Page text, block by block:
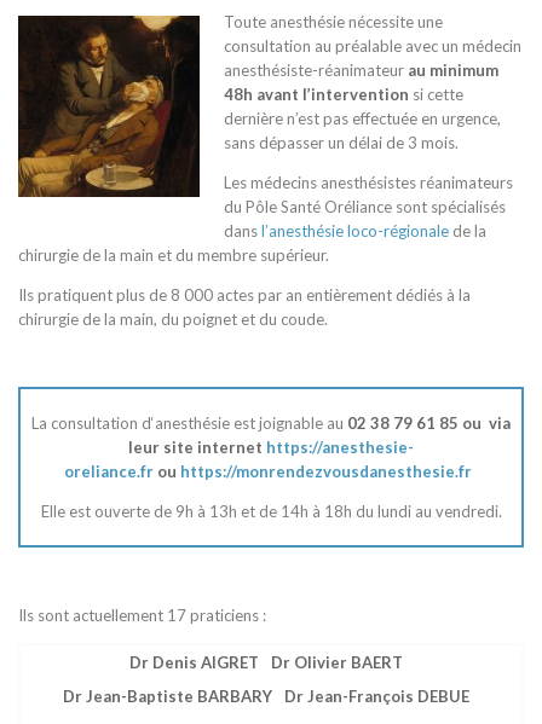
Toute anesthésie nécessite une
consultation au préalable avec un médecin
anesthésiste-réanimateur au minimum
48h avant l’intervention si cette
dernière n’est pas effectuée en urgence,
sans dépasser un délai de 3 mois.
Les médecins anesthésistes réanimateurs
du Pôle Santé Oréliance sont spécialisés
dansl’anesthésie loco-régionale de la
chirurgie de la main et du membre supérieur.
Ils pratiquent plus de 8 000 actes par an entièrement dédiés à la
chirurgie de la main, du poignet et du coude.
La consultation d‘anesthésie est joignable au 02 38 79 61 85 ou via
leur site internet https://anesthesie-
oreliance.frou https://monrendezvousdanesthesie.fr
Elle est ouverte de 9h à 13h et de 14h à 18h du lundi au vendredi.
Ils sont actuellement 17 praticiens :
Dr Denis AIGRET
Dr Olivier BAERT
Dr Jean-Baptiste BARBARY
Dr Jean-François DEBUE